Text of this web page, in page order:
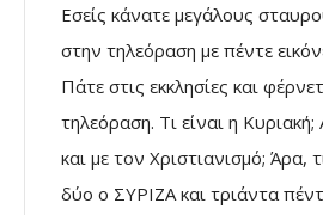
Εσείς κάνατε μεγάλους
στην τηλεόραση με πέντε
Πάτε στις εκκλησίες και
τηλεόραση. Τι είναι η Κυριακή;
και με τον Χριστιανισμό; Άρα,
δύο ο ΣΥΡΙΖΑ και τριάντα